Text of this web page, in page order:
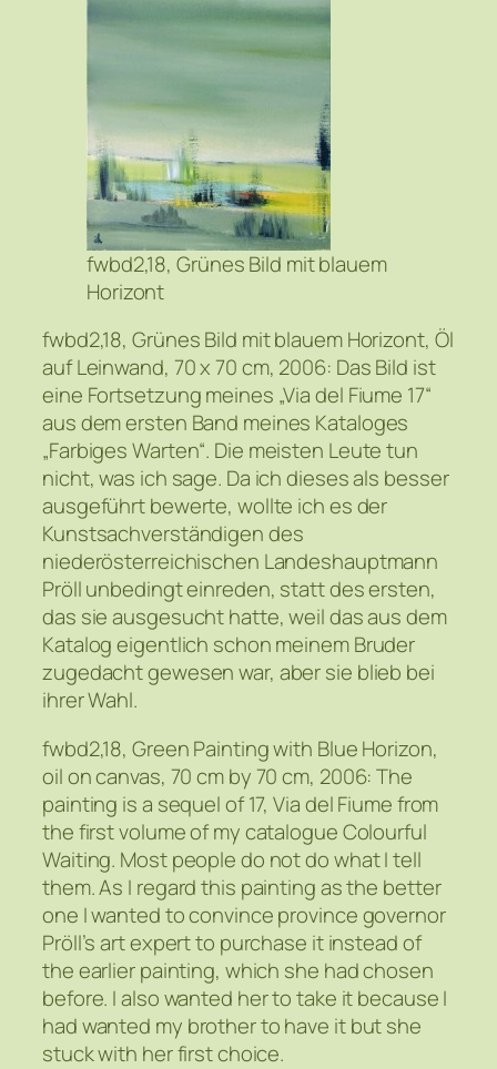
fwbd2,18, Grünes Bild mit blauem
Horizont
fwbd2,18, Grünes Bild mit blauem Horizont, Öl
auf Leinwand, 70 x 70 cm, 2006: Das Bild ist
eine Fortsetzung meines „Via del Fiume 17“
aus dem ersten Band meines Kataloges
„Farbiges Warten“. Die meisten Leute tun
nicht, was ich sage. Da ich dieses als besser
ausgeführt bewerte, wollte ich es der
Kunstsachverständigen des
niederösterreichischen Landeshauptmann
Pröll unbedingt einreden, statt des ersten,
das sie ausgesucht hatte, weil das aus dem
Katalog eigentlich schon meinem Bruder
zugedacht gewesen war, aber sie blieb bei
ihrer Wahl.
fwbd2,18, Green Painting with Blue Horizon,
oil on canvas, 70 cm by 70 cm, 2006: The
painting is a sequel of 17, Via del Fiume from
the first volume of my catalogue Colourful
Waiting. Most people do not do what I tell
them. As I regard this painting as the better
one I wanted to convince province governor
Pröll’s art expert to purchase it instead of
the earlier painting, which she had chosen
before. I also wanted her to take it because I
had wanted my brother to have it but she
stuck with her first choice.